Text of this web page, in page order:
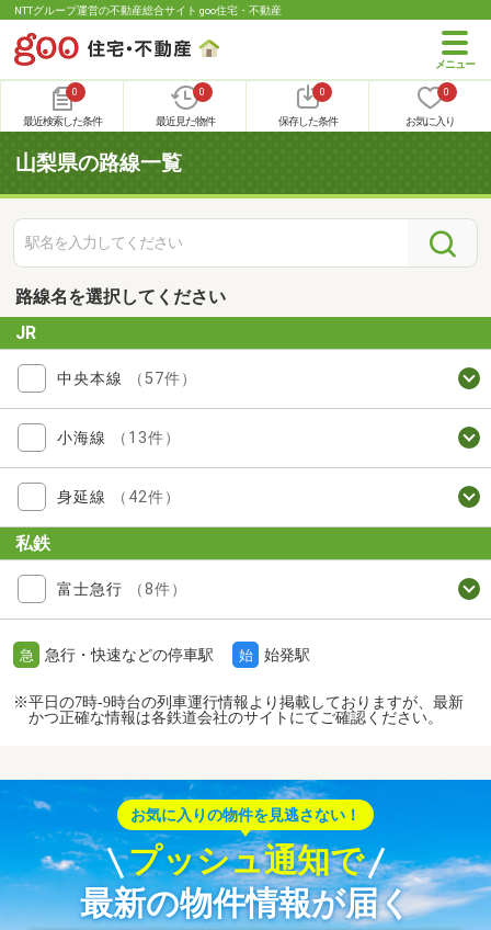
NTTグループ運営の不動産総合サイト goo住宅・不動産
0
最近検索した条件
0
最近見た物件
0
保存した条件
0
お気に入り
山梨県の路線一覧
路線名を選択してください
JR
中央本線 （57件）
小海線 （13件）
身延線 （42件）
私鉄
富士急行 （8件）
急 急行・快速などの停車駅 始 始発駅
※平日の7時-9時台の列車運行情報より掲載しておりますが、最新
かつ正確な情報は各鉄道会社のサイトにてご確認ください。
お気に入りの物件を見逃さない！
プッシュ通知で
最新の物件情報が届く